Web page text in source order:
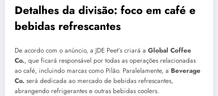
Detalhes da divisão: foco em café e
bebidas refrescantes
De acordo com o anúncio, a JDE Peet’s criará a Global Coffee
Co., que ficará responsável por todas as operações relacionadas
ao café, incluindo marcas como Pilão. Paralelamente, a Beverage
Co. será dedicada ao mercado de bebidas refrescantes,
abrangendo refrigerantes e outras bebidas coolers.